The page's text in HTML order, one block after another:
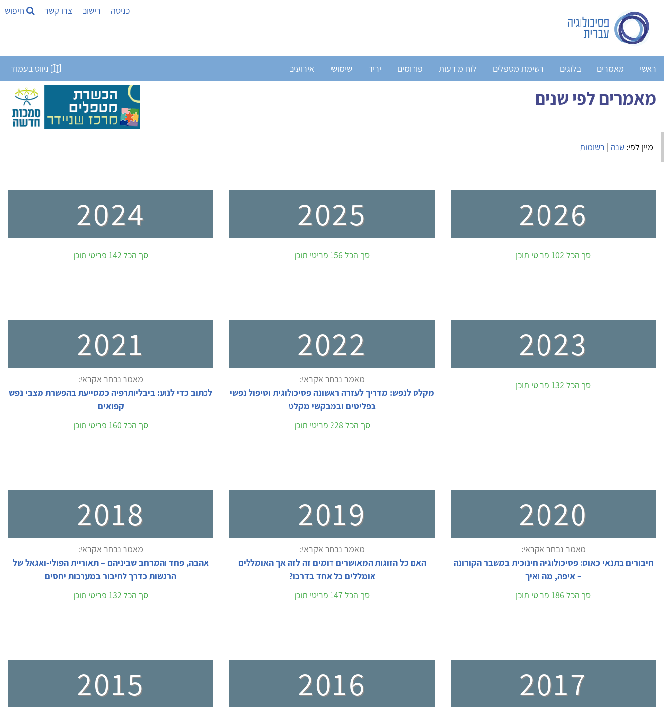
כניסה רישום צרו קשר חיפוש
ראשי מאמרים בלוגים רשימת מטפלים לוח מודעות פורומים יריד שימושי אירועים ניווט בעמוד
מאמרים לפי שנים
מיין לפי: שנה | רשומות
2026
סך הכל 102 פריטי תוכן
2025
סך הכל 156 פריטי תוכן
2024
סך הכל 142 פריטי תוכן
2023
סך הכל 132 פריטי תוכן
2022
מאמר נבחר אקראי:
מקלט לנפש: מדריך לעזרה ראשונה פסיכולוגית וטיפול נפשי
בפליטים ובמבקשי מקלט
סך הכל 228 פריטי תוכן
2021
מאמר נבחר אקראי:
לכתוב כדי לנוע: ביבליותרפיה כמסייעת בהפשרת מצבי נפש
קפואים
סך הכל 160 פריטי תוכן
2020
מאמר נבחר אקראי:
חיבורים בתנאי כאוס: פסיכולוגיה חינוכית במשבר הקורונה
– איפה, מה ואיך
סך הכל 186 פריטי תוכן
2019
מאמר נבחר אקראי:
האם כל הזוגות המאושרים דומים זה לזה אך האומללים
אומללים כל אחד בדרכו?
סך הכל 147 פריטי תוכן
2018
מאמר נבחר אקראי:
אהבה, פחד והמרחב שביניהם – תאוריית הפולי-ואגאל של
הרגשות כדרך לחיבור במערכות יחסים
סך הכל 132 פריטי תוכן
2017
2016
2015